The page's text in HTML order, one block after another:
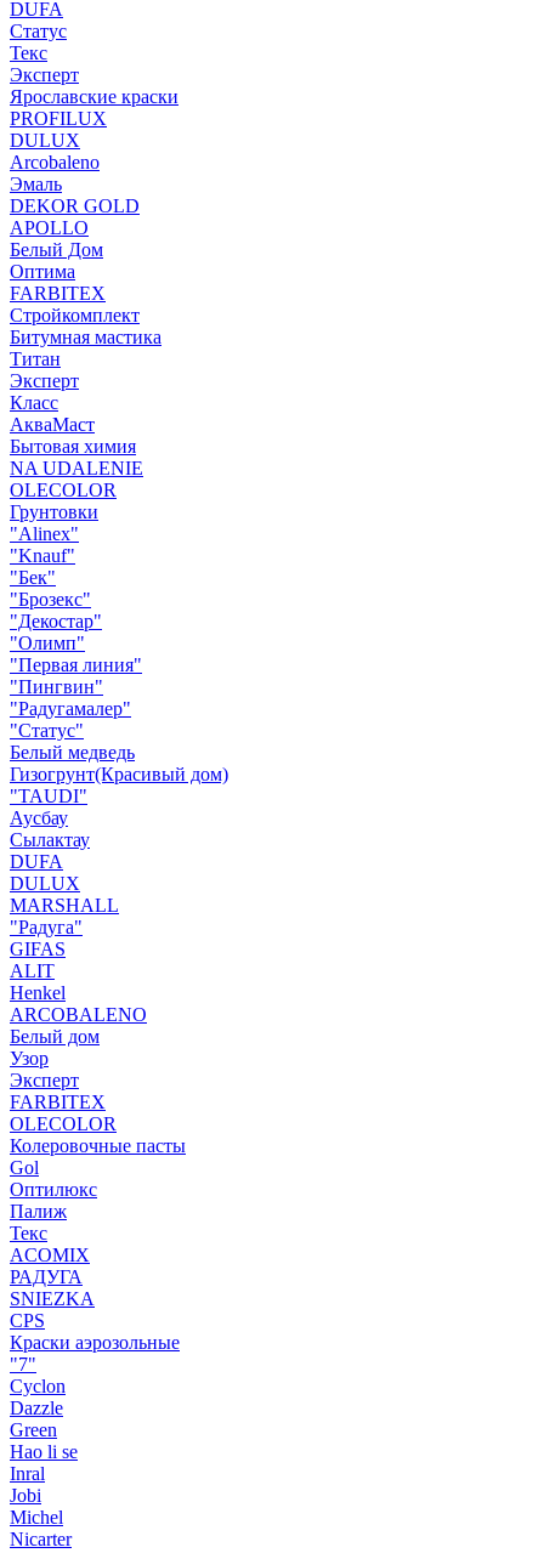
DUFA
Статус
Текс
Эксперт
Ярославские краски
PROFILUX
DULUX
Arcobaleno
Эмаль
DEKOR GOLD
APOLLO
Белый Дом
Оптима
FARBITEX
Стройкомплект
Битумная мастика
Титан
Эксперт
Класс
АкваМаст
Бытовая химия
NA UDALENIE
OLECOLOR
Грунтовки
"Alinex"
"Knauf"
"Бек"
"Брозекс"
"Декостар"
"Олимп"
"Первая линия"
"Пингвин"
"Радугамалер"
"Статус"
Белый медведь
Гизогрунт(Красивый дом)
"TAUDI"
Аусбау
Сылактау
DUFA
DULUX
MARSHALL
"Радуга"
GIFAS
ALIT
Henkel
ARCOBALENO
Белый дом
Узор
Эксперт
FARBITEX
OLECOLOR
Колеровочные пасты
Gol
Оптилюкс
Палиж
Текс
ACOMIX
РАДУГА
SNIEZKA
CPS
Краски аэрозольные
"7"
Cyclon
Dazzle
Green
Hao li se
Inral
Jobi
Michel
Nicarter